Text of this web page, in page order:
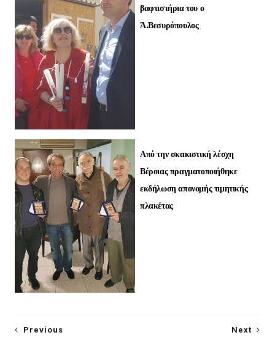
βαφτιστήρια του ο
Ά.Βεσυρόπουλος
Από την σκακιστική λέσχη
Βέροιας πραγματοποιήθηκε
εκδήλωση απονομής τιμητικής
πλακέτας
Next
Previous